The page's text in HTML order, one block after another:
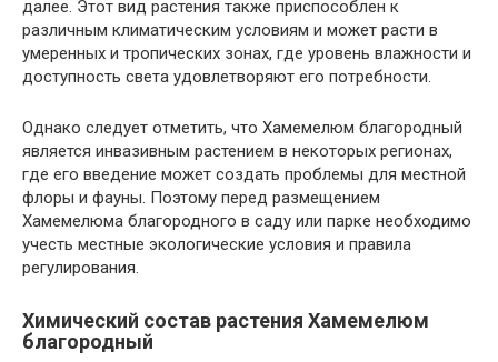
далее. Этот вид растения также приспособлен к
различным климатическим условиям и может расти в
умеренных и тропических зонах, где уровень влажности и
доступность света удовлетворяют его потребности.
Однако следует отметить, что Хамемелюм благородный
является инвазивным растением в некоторых регионах,
где его введение может создать проблемы для местной
флоры и фауны. Поэтому перед размещением
Хамемелюма благородного в саду или парке необходимо
учесть местные экологические условия и правила
регулирования.
Химический состав растения Хамемелюм
благородный